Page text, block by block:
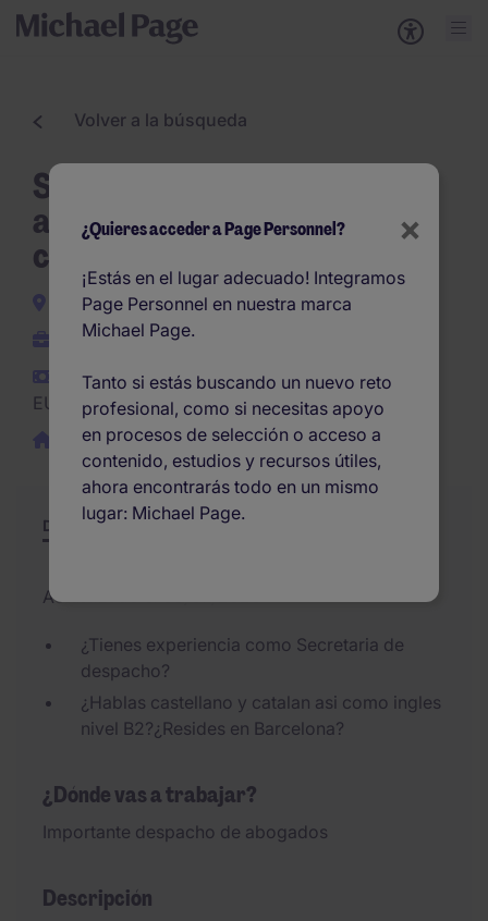
Volver a la búsqueda
Secretaria de despacho
abogados con Ingles y
catalan - Bcn
Barcelona
Permanente
EUR27.000 -
EUR33.000 por año
Remoto / híbrido
Descripción Resumen Otras ofertas
Actualizado el 30/07/2026
¿Tienes experiencia como Secretaria de
despacho?
¿Hablas castellano y catalan asi como ingles
nivel B2?¿Resides en Barcelona?
¿Dónde vas a trabajar?
Importante despacho de abogados
Descripción
×
¿Quieres acceder a Page Personnel?
¡Estás en el lugar adecuado! Integramos
Page Personnel en nuestra marca
Michael Page.
Tanto si estás buscando un nuevo reto
profesional, como si necesitas apoyo
en procesos de selección o acceso a
contenido, estudios y recursos útiles,
ahora encontrarás todo en un mismo
lugar: Michael Page.